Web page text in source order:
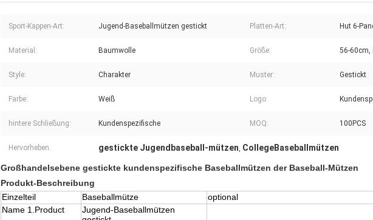
Sport-Kappen-Art: Jugend-Baseballmützen gestickt Platten-Art: Hut 6-
Material: Baumwolle Größe: 56-60cm,
Style: Charakter Muster: Gestickt
Farbe: Weiß Logo:
hintere Schließung: Kundenspezifische MOQ: 100PCS
Hervorheben: gestickte Jugendbaseball-mützen, CollegeBaseballmützen
Großhandelsebene gestickte kundenspezifische Baseballmützen der Baseball-Mützen
Produkt-Beschreibung
Einzelteil
Baseballmütze
optional
Name 1.Product
Jugend-Baseballmützen